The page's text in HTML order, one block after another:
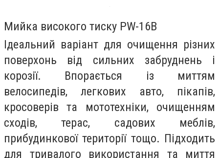
Мийка високого тиску PW-16B
Ідеальний варіант для очищення різних
поверхонь від сильних забруднень і
корозії. Впорається із миттям
велосипедів, легкових авто, пікапів,
кросоверів та мототехніки, очищенням
сходів, терас, садових меблів,
прибудинкової території тощо. Підходить
для тривалого використання та миття